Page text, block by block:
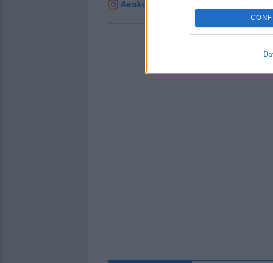
Ακολουθήστε το E-Radio.gr και στο